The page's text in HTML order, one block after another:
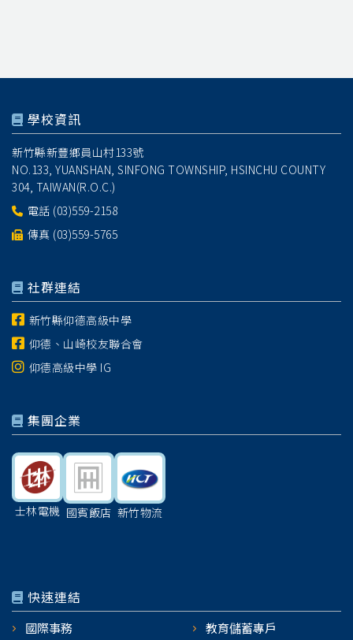
學校資訊
新竹縣新豐鄉員山村133號
NO.133, YUANSHAN, SINFONG TOWNSHIP, HSINCHU COUNTY
304, TAIWAN(R.O.C.)
電話 (03)559-2158
傳真 (03)559-5765
社群連結
新竹縣仰德高級中學
仰德、山崎校友聯合會
仰德高級中學 IG
集團企業
士林電機 國賓飯店 新竹物流
快速連結
國際事務 教育儲蓄專戶